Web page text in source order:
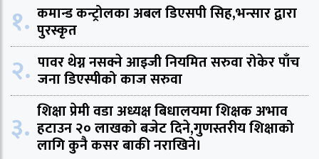
१. कमान्ड कन्ट्रोलका अबल डिएसपी सिह,भन्सार द्वारा
पुरस्कृत
२. पावर थेग्न नसक्ने आइजी नियमित सरुवा रोकेर पाँच
जना डिएस्पीको काज सरुवा
३. शिक्षा प्रेमी वडा अध्यक्ष बिधालयमा शिक्षक अभाव
हटाउन २० लाखको बजेट दिने,गुणस्तरीय शिक्षाको
लागि कुनै कसर बाकी नराखिने।